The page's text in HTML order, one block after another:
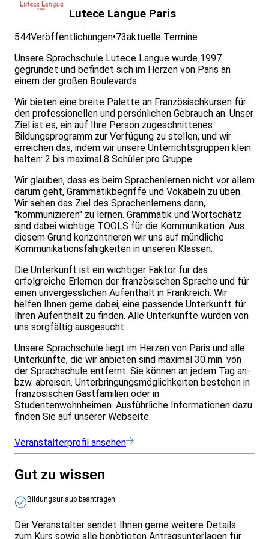
Lutece Langue Paris
544Veröffentlichungen•73aktuelle Termine
Unsere Sprachschule Lutece Langue wurde 1997
gegründet und befindet sich im Herzen von Paris an
einem der großen Boulevards.
Wir bieten eine breite Palette an Französischkursen für
den professionellen und persönlichen Gebrauch an. Unser
Ziel ist es, ein auf Ihre Person zugeschnittenes
Bildungsprogramm zur Verfügung zu stellen, und wir
erreichen das, indem wir unsere Unterrichtsgruppen klein
halten: 2 bis maximal 8 Schüler pro Gruppe.
Wir glauben, dass es beim Sprachenlernen nicht vor allem
darum geht, Grammatikbegriffe und Vokabeln zu üben.
Wir sehen das Ziel des Sprachenlernens darin,
"kommunizieren" zu lernen. Grammatik und Wortschatz
sind dabei wichtige TOOLS für die Kommunikation. Aus
diesem Grund konzentrieren wir uns auf mündliche
Kommunikationsfähigkeiten in unseren Klassen.
Die Unterkunft ist ein wichtiger Faktor für das
erfolgreiche Erlernen der französischen Sprache und für
einen unvergesslichen Aufenthalt in Frankreich. Wir
helfen Ihnen gerne dabei, eine passende Unterkunft für
Ihren Aufenthalt zu finden. Alle Unterkünfte wurden von
uns sorgfältig ausgesucht.
Unsere Sprachschule liegt im Herzen von Paris und alle
Unterkünfte, die wir anbieten sind maximal 30 min. von
der Sprachschule entfernt. Sie können an jedem Tag an-
bzw. abreisen. Unterbringungsmöglichkeiten bestehen in
französischen Gastfamilien oder in
Studentenwohnheimen. Ausführliche Informationen dazu
finden Sie auf unserer Webseite.
Veranstalterprofil ansehen
Gut zu wissen
Bildungsurlaub beantragen
Der Veranstalter sendet Ihnen gerne weitere Details
zum Kurs sowie alle benötigten Antragsunterlagen für